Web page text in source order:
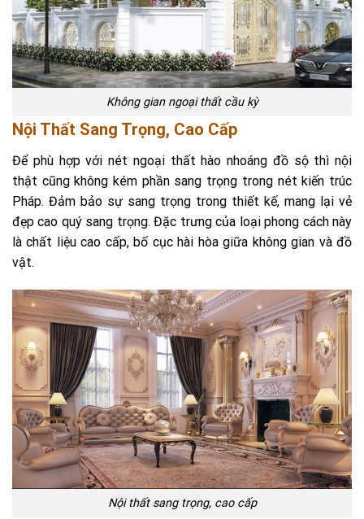
Không gian ngoại thất cầu kỳ
Nội Thất Sang Trọng, Cao Cấp
Để phù hợp với nét ngoại thất hào nhoáng đồ sộ thì nội
thật cũng không kém phần sang trọng trong nét kiến trúc
Pháp. Đảm bảo sự sang trọng trong thiết kế, mang lại vẻ
đẹp cao quý sang trọng. Đặc trưng của loại phong cách này
là chất liệu cao cấp, bố cục hài hòa giữa không gian và đồ
vật.
Nội thất sang trọng, cao cấp